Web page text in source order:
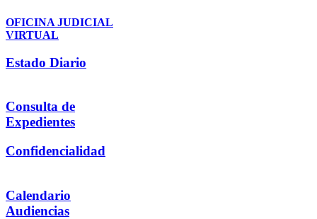
OFICINA JUDICIAL
VIRTUAL
Estado Diario
Consulta de
Expedientes
Confidencialidad
Calendario
Audiencias